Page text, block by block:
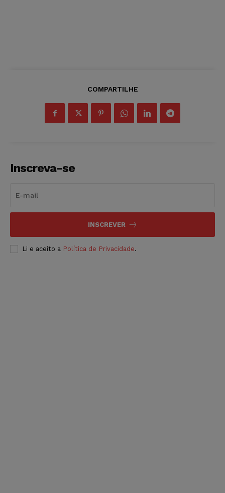
COMPARTILHE
Inscreva-se
INSCREVER
Li e aceito a Política de Privacidade.